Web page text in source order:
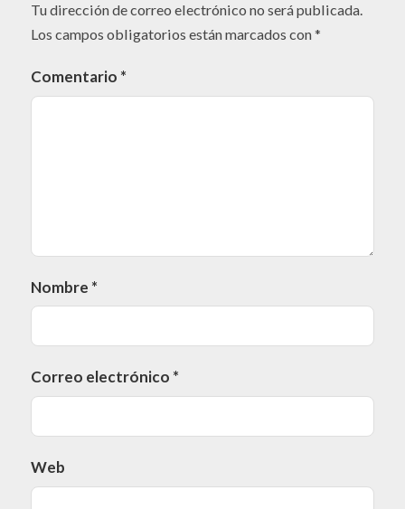
Tu dirección de correo electrónico no será publicada.
Los campos obligatorios están marcados con*
Comentario *
Nombre *
Correo electrónico *
Web